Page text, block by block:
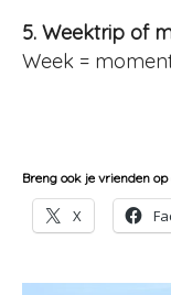
5. Weektrip of
Week =
Breng ook je vrienden op
X